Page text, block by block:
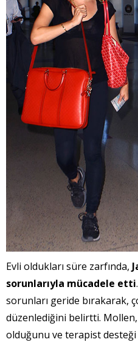
Evli oldukları süre zarfında,
sorunlarıyla mücadele etti
sorunları geride bırakarak,
düzenlediğini belirtti. Mollen,
olduğunu ve terapist desteği